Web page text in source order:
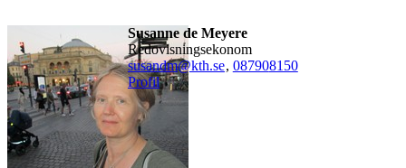
Susanne de Meyere
redovisningsekonom
susandm@kth.se, 087908150
Profil